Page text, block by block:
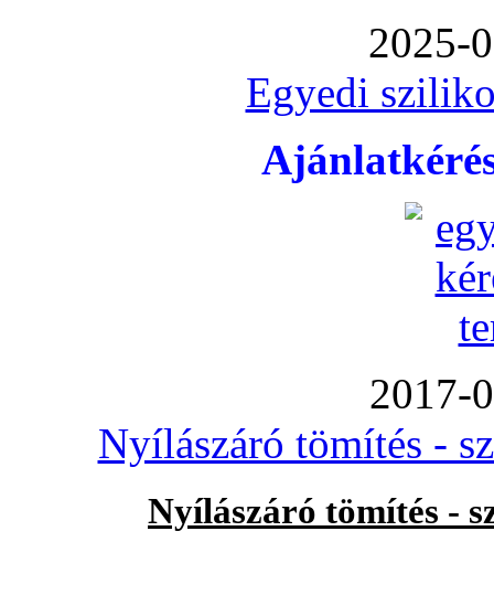
2025-
Egyedi
2017-
Nyílászáró tömítés -
Nyílászáró tömítés -